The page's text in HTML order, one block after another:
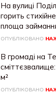
На вулиці
горить
площа
ОПУБЛІКОВАНО
В громаді на
м²
ОПУБЛІКОВАНО